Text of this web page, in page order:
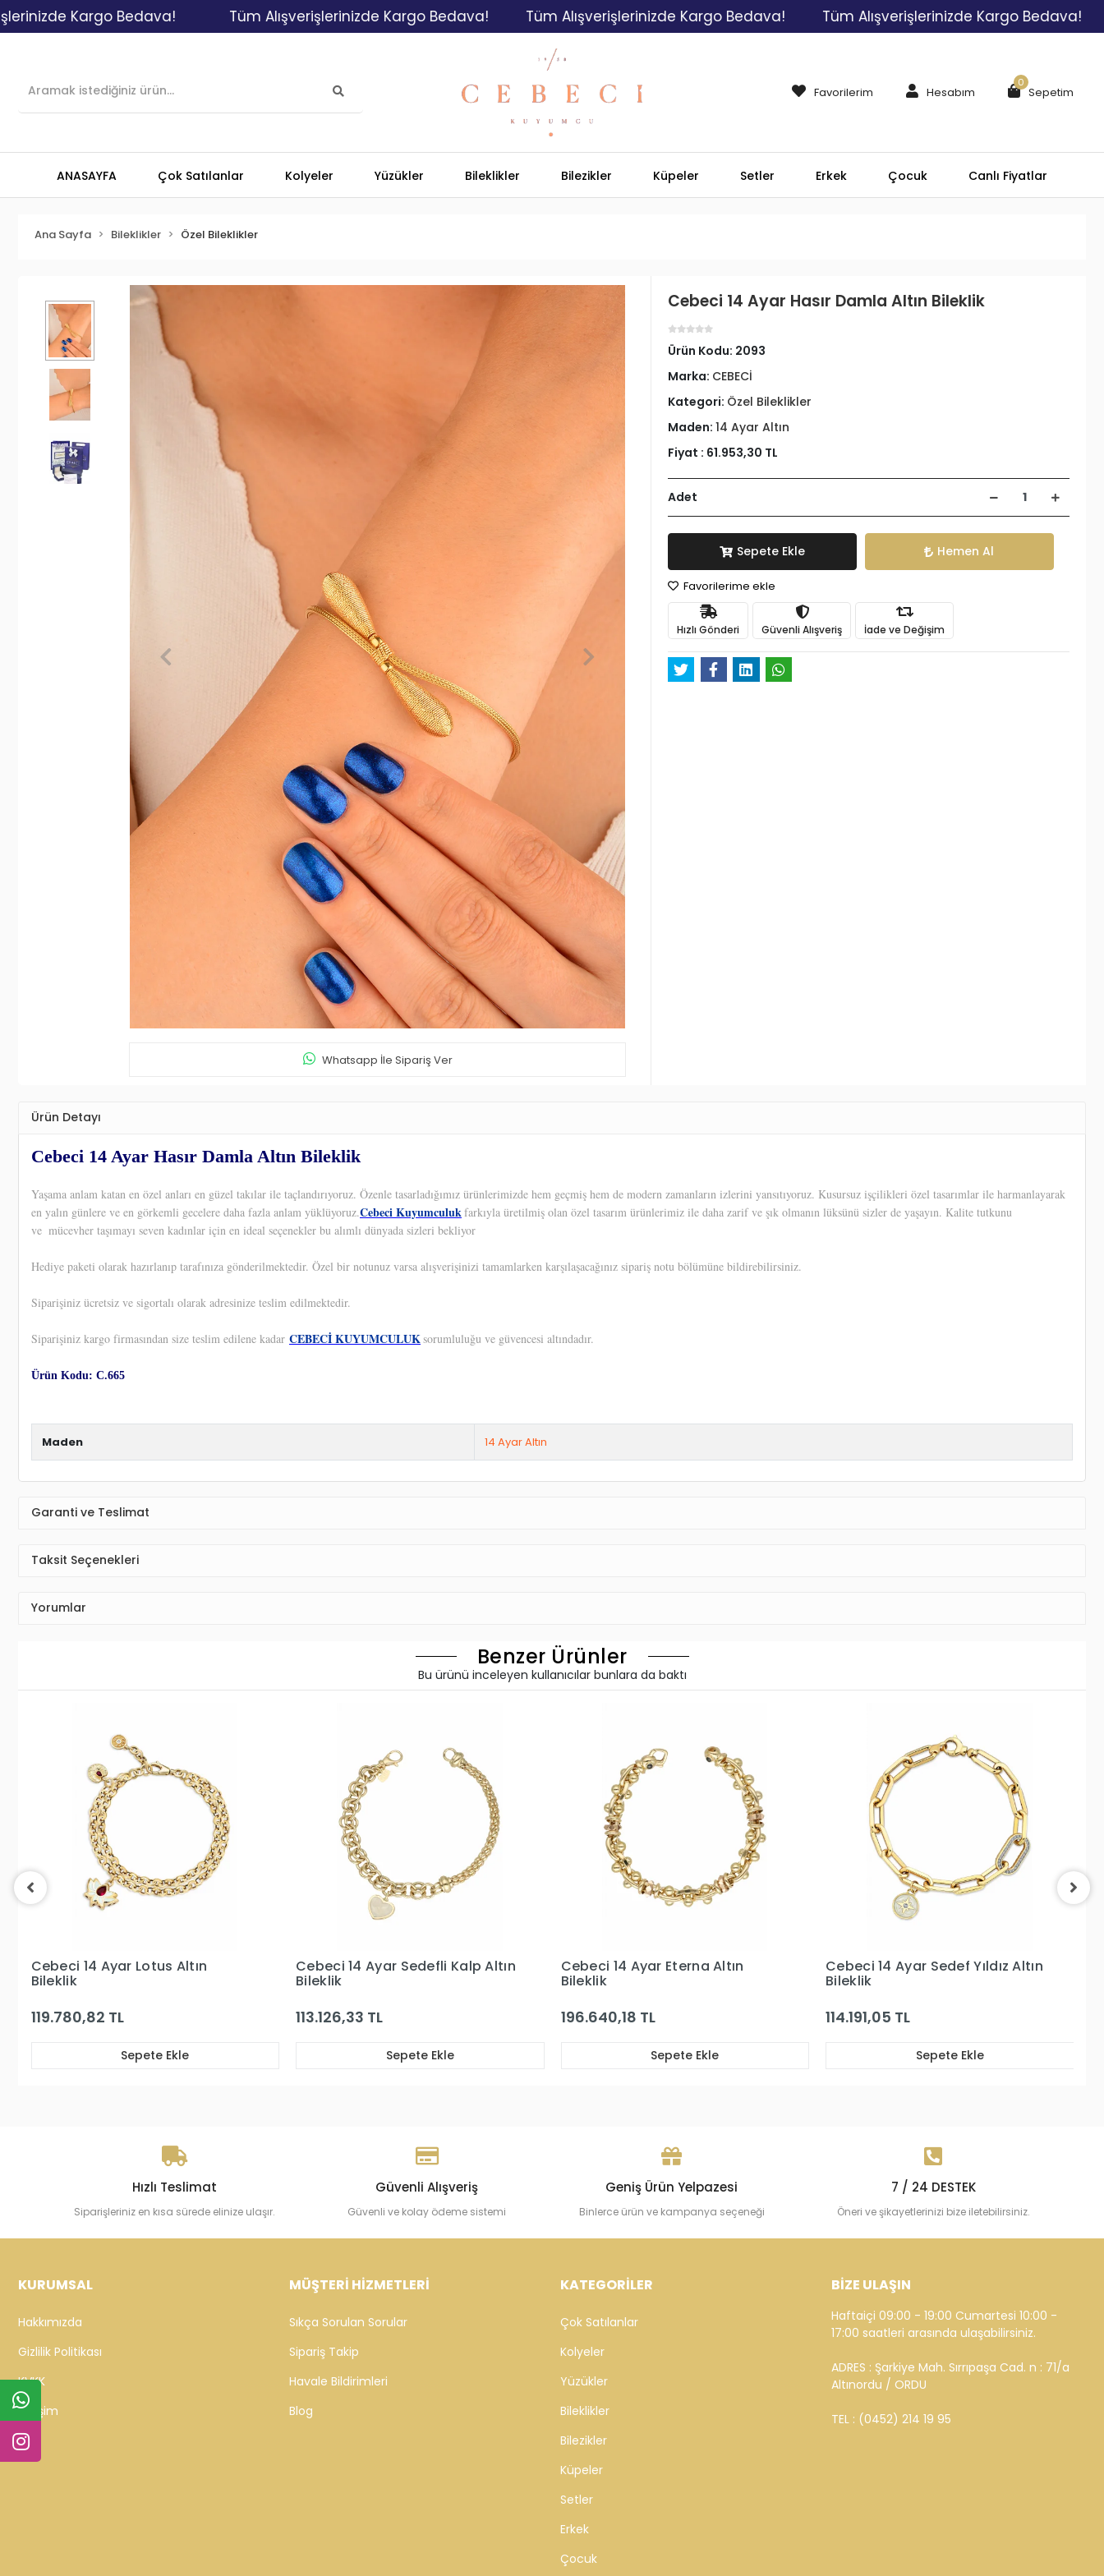
Kargo Bedava! Tüm Alışverişlerinizde Kargo Bedava! Tüm Alışverişlerinizde Kargo Bedava! Tüm Alışverişlerinizde Kargo Bedava! Tüm
Favorilerim Hesabım Sepetim
0
ANASAYFA Çok Satılanlar Kolyeler Yüzükler Bileklikler Bilezikler Küpeler Setler Erkek Çocuk Canlı Fiyatlar
Ana Sayfa Bileklikler Özel Bileklikler
Whatsapp İle Sipariş Ver
Cebeci 14 Ayar Hasır Damla Altın Bileklik
Ürün Kodu: 2093
Marka: CEBECİ
Kategori: Özel Bileklikler
Maden: 14 Ayar Altın
Fiyat : 61.953,30 TL
Adet
Sepete Ekle Hemen Al
Favorilerime ekle
Hızlı Gönderi Güvenli Alışveriş İade ve Değişim
Ürün Detayı
Cebeci 14 Ayar Hasır Damla Altın Bileklik
Yaşama anlam katan en özel anları en güzel takılar ile taçlandırıyoruz. Özenle tasarladığımız ürünlerimizde hem geçmiş hem de modern zamanların izlerini yansıtıyoruz. Kusursuz işçilikleri özel tasarımlar ile harmanlayarak
en yalın günlere ve en görkemli gecelere daha fazla anlam yüklüyoruz.Cebeci Kuyumculukfarkıyla üretilmiş olan özel tasarım ürünlerimiz ile daha zarif ve şık olmanın lüksünü sizler de yaşayın. Kalite tutkunu
ve mücevher taşımayı seven kadınlar için en ideal seçenekler bu alımlı dünyada sizleri bekliyor
Hediye paketi olarak hazırlanıp tarafınıza gönderilmektedir. Özel bir notunuz varsa alışverişinizi tamamlarken karşılaşacağınız sipariş notu bölümüne bildirebilirsiniz.
Siparişiniz ücretsiz ve sigortalı olarak adresinize teslim edilmektedir.
Siparişiniz kargo firmasından size teslim edilene kadar CEBECİ KUYUMCULUKsorumluluğu ve güvencesi altındadır.
Ürün Kodu: C.665
Maden 14 Ayar Altın
Garanti ve Teslimat
Taksit Seçenekleri
Yorumlar
Benzer Ürünler
Bu ürünü inceleyen kullanıcılar bunlara da baktı
Cebeci 14 Ayar Sedefli Kalp Altın
Bileklik
113.126,33 TL
Sepete Ekle
Cebeci 14 Ayar Eterna Altın
Bileklik
196.640,18 TL
Sepete Ekle
Cebeci 14 Ayar Sedef Yıldız Altın
Bileklik
114.191,05 TL
Sepete Ekle
Cebeci 14 Ayar Altın Bileklik
197.372,17 TL
Sepete Ekle
Hızlı Teslimat
Siparişleriniz en kısa sürede elinize ulaşır.
Güvenli Alışveriş
Güvenli ve kolay ödeme sistemi
Geniş Ürün Yelpazesi
Binlerce ürün ve kampanya seçeneği
7 / 24 DESTEK
Öneri ve şikayetlerinizi bize iletebilirsiniz.
KURUMSAL
Hakkımızda
Gizlilik Politikası
KVKK
İletişim
MÜŞTERİ HİZMETLERİ
Sıkça Sorulan Sorular
Sipariş Takip
Havale Bildirimleri
Blog
KATEGORİLER
Çok Satılanlar
Kolyeler
Yüzükler
Bileklikler
Bilezikler
Küpeler
Setler
Erkek
Çocuk
BİZE ULAŞIN
Haftaiçi 09:00 - 19:00 Cumartesi 10:00 -
17:00 saatleri arasında ulaşabilirsiniz.
ADRES : Şarkiye Mah. Sırrıpaşa Cad. n : 71/a
Altınordu / ORDU
TEL : (0452) 214 19 95